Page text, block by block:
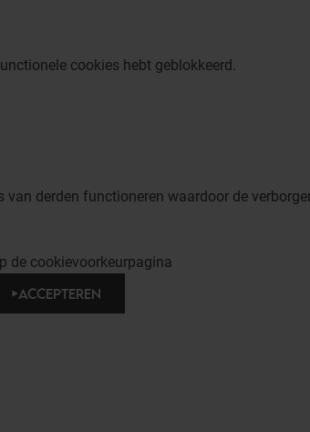
cookies hebt geblokkeerd.
van derden functioneren waardoor de
de cookievoorkeurpagina
ACCEPTEREN